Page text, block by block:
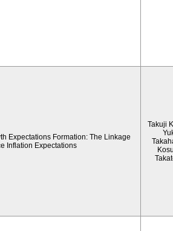
Expectations Formation: The Linkage
Inflation Expectations
Takuji